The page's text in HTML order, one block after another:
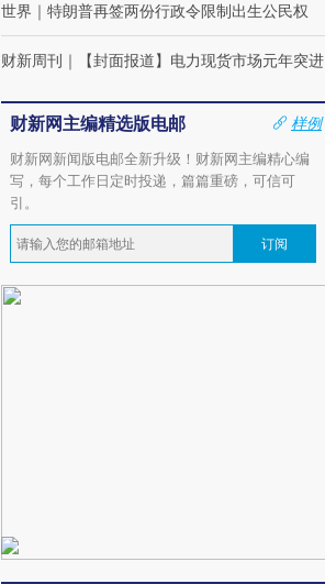
世界 ｜ 特朗普再签两份行政令限制出生公民权
财新周刊 ｜ 【封面报道】电力现货市场元年突进
财新网主编精选版电邮
样例
财新网新闻版电邮全新升级！财新网主编精心编
写，每个工作日定时投递，篇篇重磅，可信可
引。
订阅